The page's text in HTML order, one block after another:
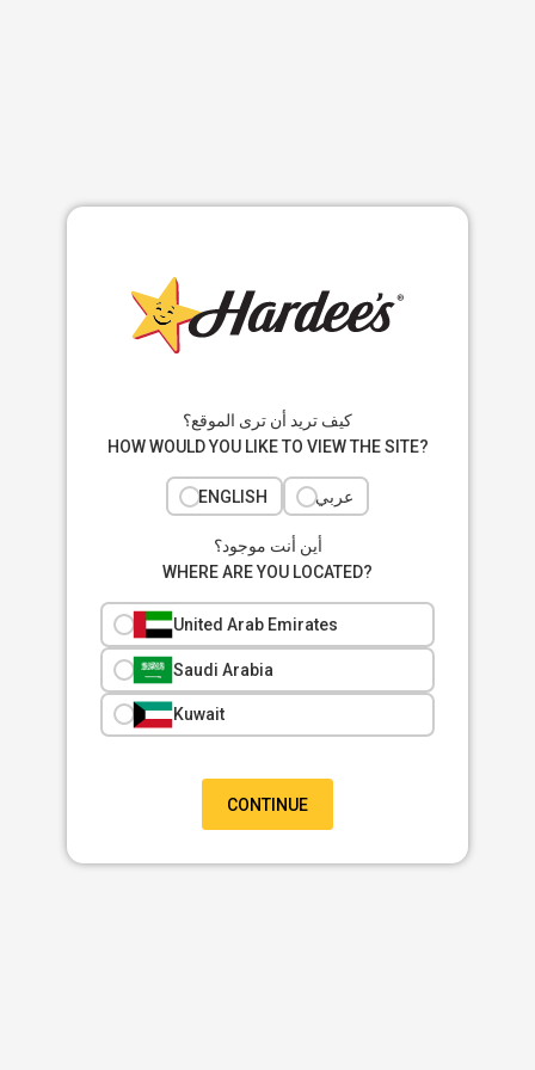
كيف تريد أن ترى الموقع؟
HOW WOULD YOU LIKE TO VIEW THE SITE?
ENGLISH عربي
أين أنت موجود؟
WHERE ARE YOU LOCATED?
United Arab Emirates
Saudi Arabia
Kuwait
CONTINUE